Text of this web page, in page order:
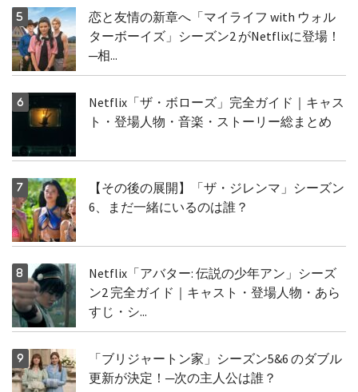
恋と友情の新章へ「マイライフ with ウォル
ターボーイズ」シーズン2 がNetflixに登場！
─相...
Netflix「ザ・ボローズ」完全ガイド｜キャス
ト・登場人物・音楽・ストーリー総まとめ
【その後の展開】「ザ・ジレンマ」シーズン
6、まだ一緒にいるのは誰？
Netflix「アバター: 伝説の少年アン」シーズ
ン2 完全ガイド｜キャスト・登場人物・あら
すじ・シ...
「ブリジャートン家」シーズン5&6 のダブル
更新が決定！─次の主人公は誰？